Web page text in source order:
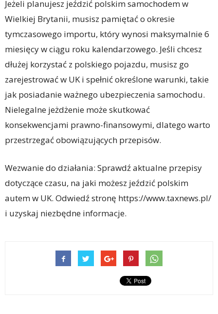
Jeżeli planujesz jeździć polskim samochodem w
Wielkiej Brytanii, musisz pamiętać o okresie
tymczasowego importu, który wynosi maksymalnie 6
miesięcy w ciągu roku kalendarzowego. Jeśli chcesz
dłużej korzystać z polskiego pojazdu, musisz go
zarejestrować w UK i spełnić określone warunki, takie
jak posiadanie ważnego ubezpieczenia samochodu.
Nielegalne jeżdżenie może skutkować
konsekwencjami prawno-finansowymi, dlatego warto
przestrzegać obowiązujących przepisów.
Wezwanie do działania: Sprawdź aktualne przepisy
dotyczące czasu, na jaki możesz jeździć polskim
autem w UK. Odwiedź stronę https://www.taxnews.pl/
i uzyskaj niezbędne informacje.